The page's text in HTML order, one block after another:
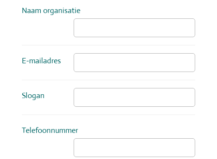
Naam organisatie ‌
E-mailadres ‌
Slogan ‌
Telefoonnummer ‌